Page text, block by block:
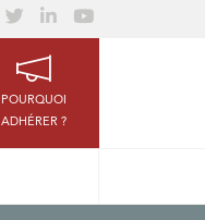
POURQUOI
ADHÉRER ?